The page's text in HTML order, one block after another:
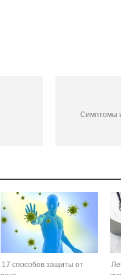
Симптомы и
17 способов защиты от